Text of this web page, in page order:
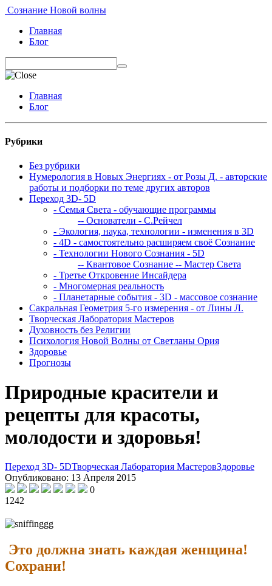
Сознание Новой волны
Главная
Блог
Главная
Блог
Рубрики
Без рубрики
Нумерология в Новых Энергиях - от Розы Д. - авторские
работы и подборки по теме других авторов
Переход 3D- 5D
- Семья Света - обучающие программы
-- Основатели - С.Рейчел
- Экология, наука, технологии - изменения в 3D
- 4D - самостоятельно расширяем своё Сознание
- Технологии Нового Сознания - 5D
-- Квантовое Сознание -- Мастер Света
- Третье Откровение Инсайдера
- Многомерная реальность
- Планетарные события - 3D - массовое сознание
Сакральная Геометрия 5-го измерения - от Лины Л.
Творческая Лаборатория Мастеров
Духовность без Религии
Психология Новой Волны от Светланы Ория
Здоровье
Прогнозы
Природные красители и
рецепты для красоты,
молодости и здоровья!
Переход 3D- 5DТворческая Лаборатория МастеровЗдоровье
Опубликовано: 13 Апреля 2015
0
1242
Это должна знать каждая женщина!
Сохрани!